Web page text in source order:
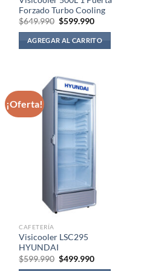
Forzado Turbo Cooling
$649.990 El
original
era:
$649.990.
$599.990El
actual
es:
$599.990.
AGREGAR AL CARRITO
¡Oferta!
CAFETERÍA
Visicooler LSC295
HYUNDAI
$599.990 El
precio
$499.990El